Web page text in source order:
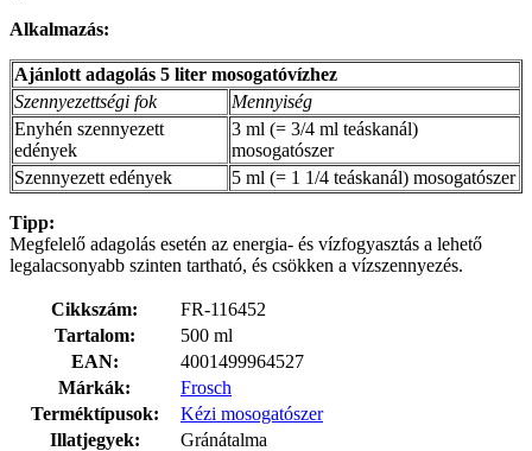
Alkalmazás:
Ajánlott adagolás 5 liter mosogatóvízhez
Szennyezettségi fok
Mennyiség
Enyhén szennyezett
edények
3 ml (= 3/4 ml teáskanál)
mosogatószer
Szennyezett edények
5 ml (= 1 1/4 teáskanál) mosogatószer
Tipp:
Megfelelő adagolás esetén az energia- és vízfogyasztás a lehető
legalacsonyabb szinten tartható, és csökken a vízszennyezés.
Cikkszám:
FR-116452
Tartalom:
500 ml
EAN:
4001499964527
Márkák:
Frosch
Terméktípusok:
Kézi mosogatószer
Illatjegyek:
Gránátalma